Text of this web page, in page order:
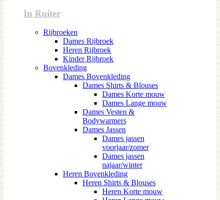
In Ruiter
Rijbroeken
Dames Rijbroek
Heren Rijbroek
Kinder Rijbroek
Bovenkleding
Dames Bovenkleding
Dames Shirts & Blouses
Dames Korte mouw
Dames Lange mouw
Dames Vesten &
Bodywarmers
Dames Jassen
Dames jassen
voorjaar/zomer
Dames jassen
najaar/winter
Heren Bovenkleding
Heren Shirts & Blouses
Heren Korte mouw